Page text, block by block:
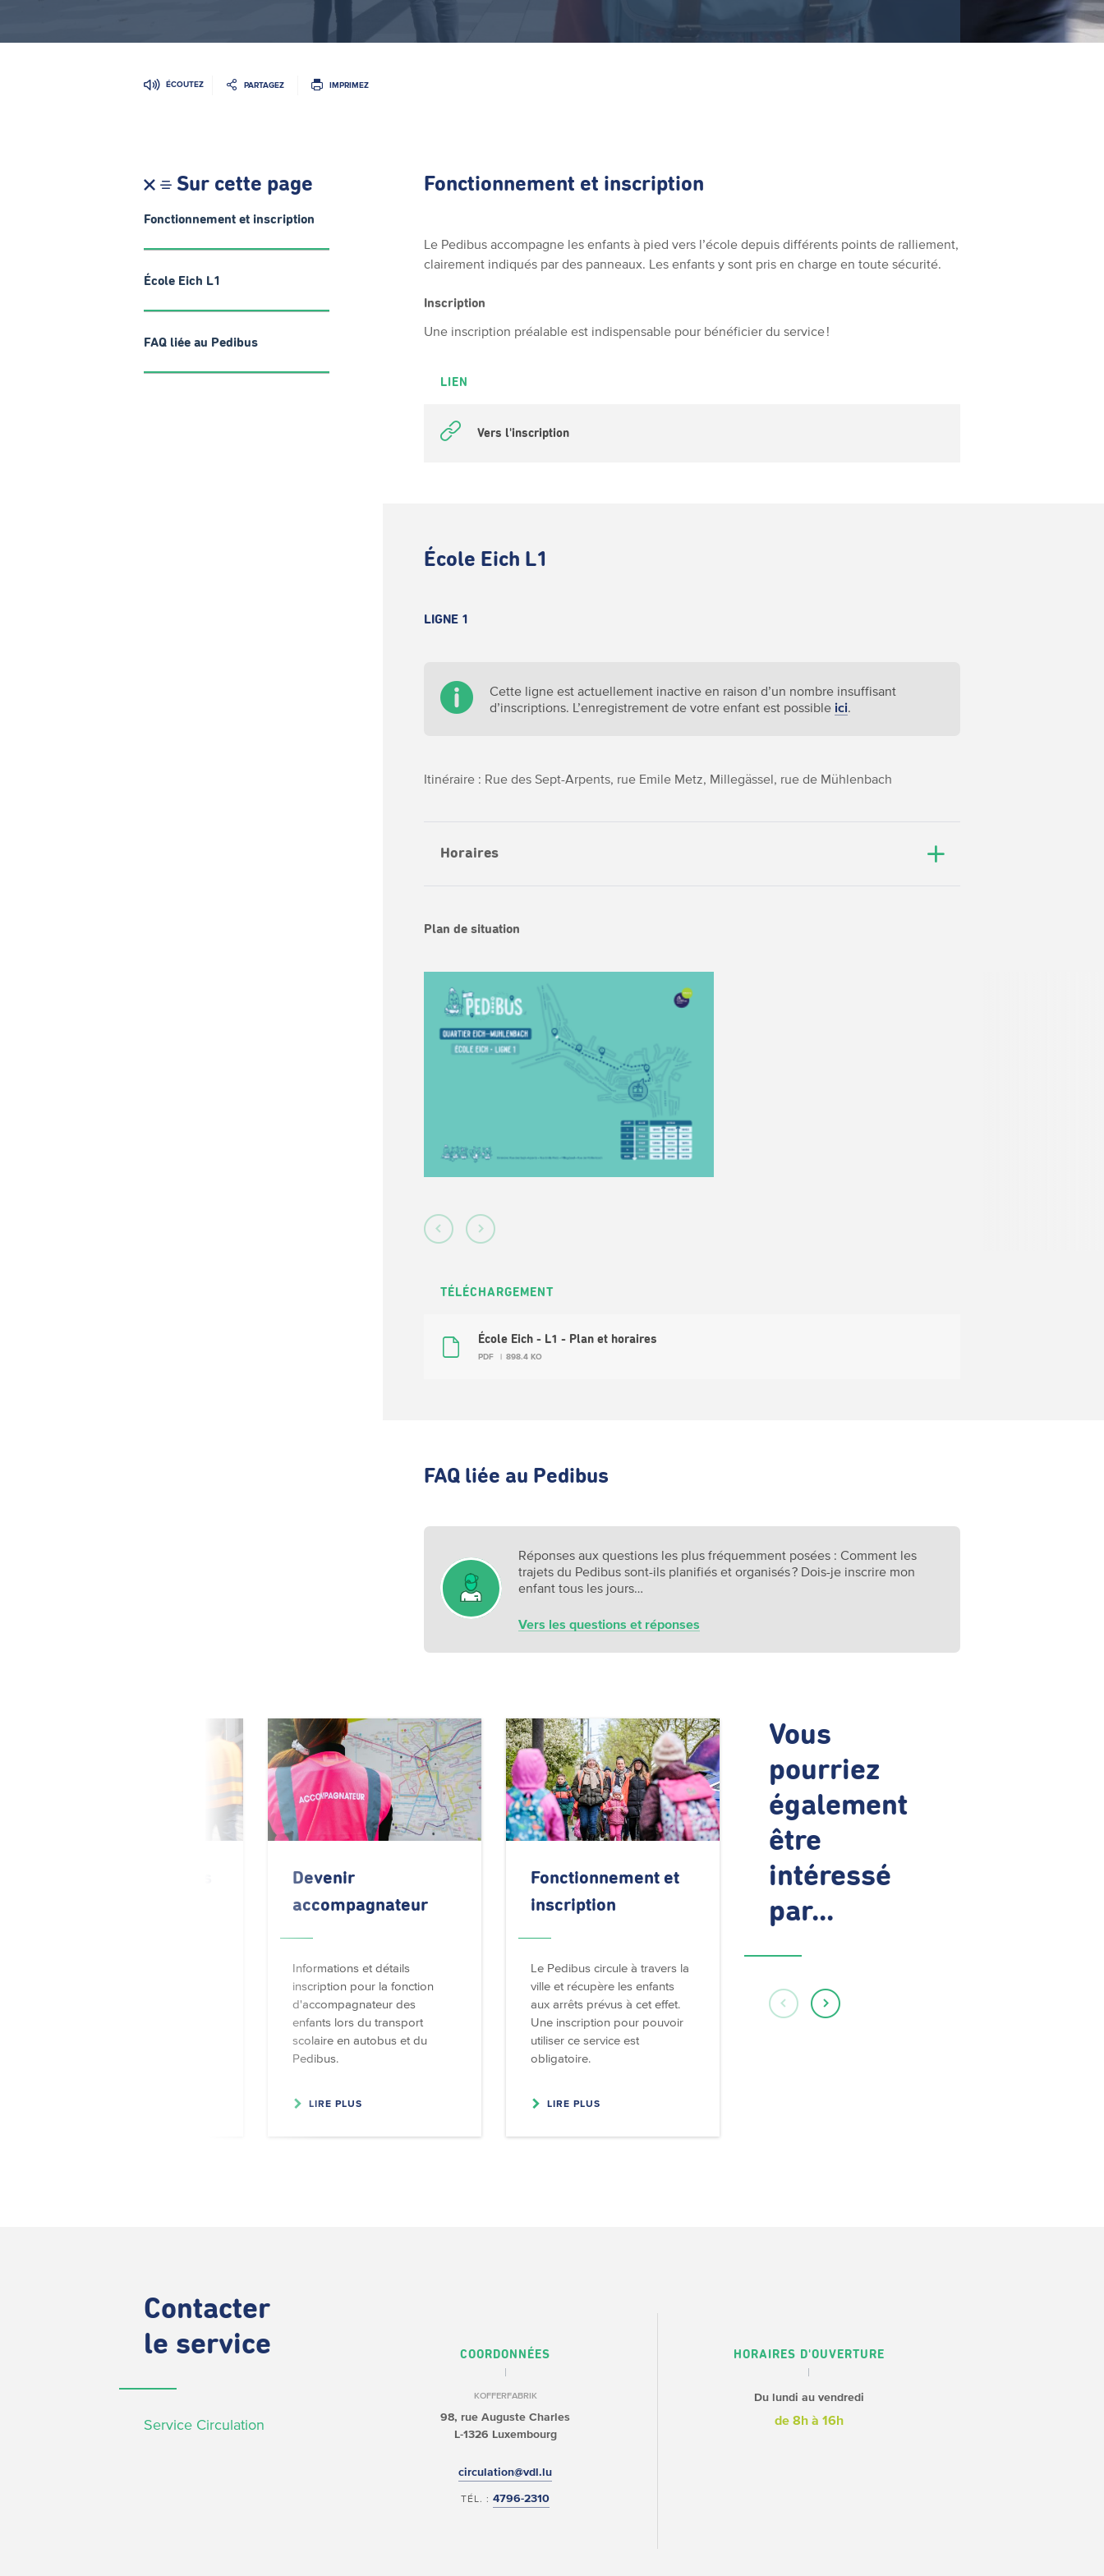
ÉCOUTEZ PARTAGEZ IMPRIMEZ
Sur cette page
Fonctionnement et inscription
École Eich L1
FAQ liée au Pedibus
Fonctionnement et inscription
Le Pedibus accompagne les enfants à pied vers l’école depuis différents points de ralliement,
clairement indiqués par des panneaux. Les enfants y sont pris en charge en toute sécurité.
Inscription
Une inscription préalable est indispensable pour bénéficier du service !
LIEN
Vers l'inscription
École Eich L1
LIGNE 1
Cette ligne est actuellement inactive en raison d’un nombre insuffisant
d’inscriptions. L’enregistrement de votre enfant est possibleici.
Itinéraire : Rue des Sept-Arpents, rue Emile Metz, Millegässel, rue de Mühlenbach
Horaires
Plan de situation
TÉLÉCHARGEMENT
École Eich - L1 - Plan et horaires
PDF 898.4 KO
FAQ liée au Pedibus
Réponses aux questions les plus fréquemment posées : Comment les
trajets du Pedibus sont-ils planifiés et organisés ? Dois-je inscrire mon
enfant tous les jours…
Vers les questions et réponses
Vous
pourriez
également
être
intéressé
par...
Fonctionnementet
inscription
Le Pedibus circule à travers la
ville et récupère les enfants
aux arrêts prévus à cet effet.
Une inscription pour pouvoir
utiliser ce service est
obligatoire.
LIRE PLUS
Devenir
accompagnateur
Informations et détails
inscription pour la fonction
d'accompagnateur des
enfants lors du transport
scolaire en autobus et du
Pedibus.
LIRE PLUS
Contacter
le service
Service Circulation
COORDONNÉES
KOFFERFABRIK
98, rue Auguste Charles
L-1326 Luxembourg
circulation@vdl.lu
TÉL. :4796-2310
HORAIRES D'OUVERTURE
Du lundi au vendredi
de 8h à 16h